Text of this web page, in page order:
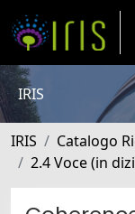
IRIS
IRIS Catalogo
2.4 Voce (in